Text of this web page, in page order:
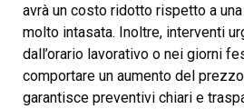
avrà un costo ridotto rispetto a
molto intasata. Inoltre, interventi
dall’orario lavorativo o nei giorni
comportare un aumento del
garantisce preventivi chiari e